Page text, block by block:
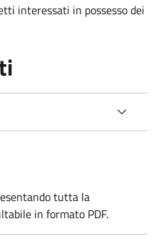
interessati in possesso dei
tutta la
in formato PDF.